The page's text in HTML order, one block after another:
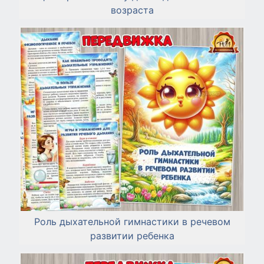
возраста
Роль дыхательной гимнастики в речевом
развитии ребенка